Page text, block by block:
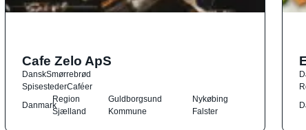
Cafe Zelo ApS
DanskSmørrebrød
SpisestederCaféer
Danmark
Region
Sjælland
Guldborgsund
Kommune
Nykøbing
Falster